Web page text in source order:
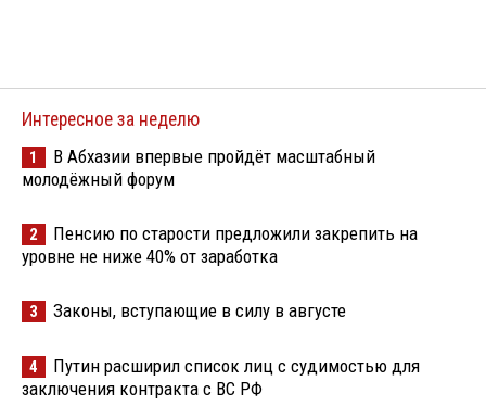
Интересное за неделю
1
В Абхазии впервые пройдёт масштабный
молодёжный форум
2
Пенсию по старости предложили закрепить на
уровне не ниже 40% от заработка
3 Законы, вступающие в силу в августе
4
Путин расширил список лиц с судимостью для
заключения контракта с ВС РФ